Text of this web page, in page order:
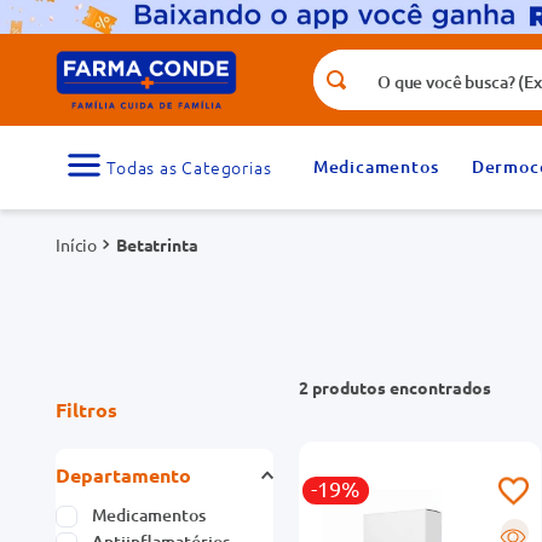
O que você busca? (Ex.: vitamina,
Medicamentos
Betatrinta
Filtros
Departamento
Medicamentos
2 produtos
-19%
R
Termos mais buscados
1
medicamento